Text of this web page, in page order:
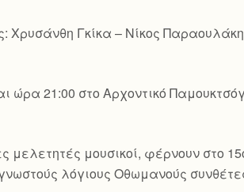
Χρυσάνθη Γκίκα – Νίκος
ώρα 21:00 στο Αρχοντικό
μελετητές μουσικοί, φέρνουν στο
λόγιους Οθωμανούς